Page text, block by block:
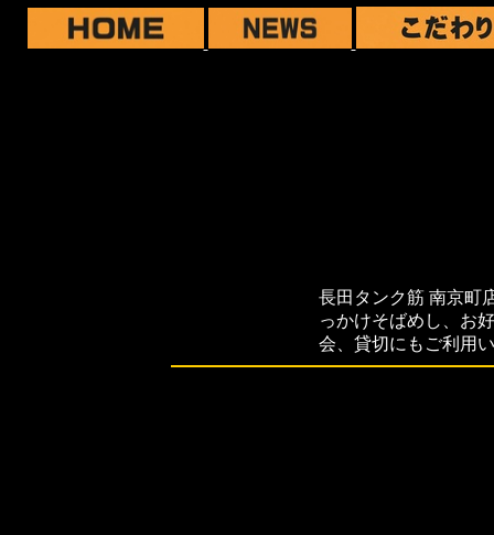
長田タンク筋 南京町
っかけそばめし、お
会、貸切にもご利用